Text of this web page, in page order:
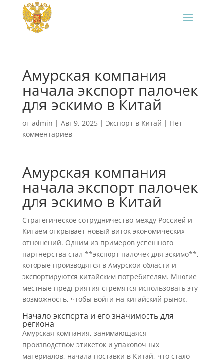
Амурская компания
начала экспорт палочек
для эскимо в Китай
от admin | Авг 9, 2025| Экспорт в Китай | Нет
комментариев
Амурская компания
начала экспорт палочек
для эскимо в Китай
Стратегическое сотрудничество между Россией и
Китаем открывает новый виток экономических
отношений. Одним из примеров успешного
партнерства стал **экспорт палочек для эскимо**,
которые производятся в Амурской области и
экспортируются китайским потребителям. Многие
местные предприятия стремятся использовать эту
возможность, чтобы войти на китайский рынок.
Начало экспорта и его значимость для
региона
Амурская компания, занимающаяся
производством этикеток и упаковочных
материалов, начала поставки в Китай, что стало